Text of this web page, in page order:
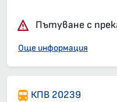
Пътуване с
Още информация
КПВ 20239